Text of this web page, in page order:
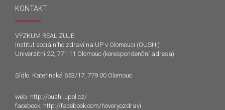
KONTAKT
VÝZKUM REALIZUJE
Institut sociálního zdraví na UP v Olomouci (OUSHI)
Univerzitní 22, 771 11 Olomouc (korespondenční adresa)
Sídlo: Kateřinská 653/17, 779 00 Olomouc
web: http://oushi.upol.cz/
facebook: http://facebook.com/hovoryozdravi